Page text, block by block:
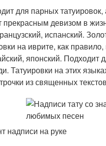
для парных татуировок,
прекрасным девизом в
испанский.
на иврите, как
японский. Подходит
Татуировки на этих
из священных
надписи на руке